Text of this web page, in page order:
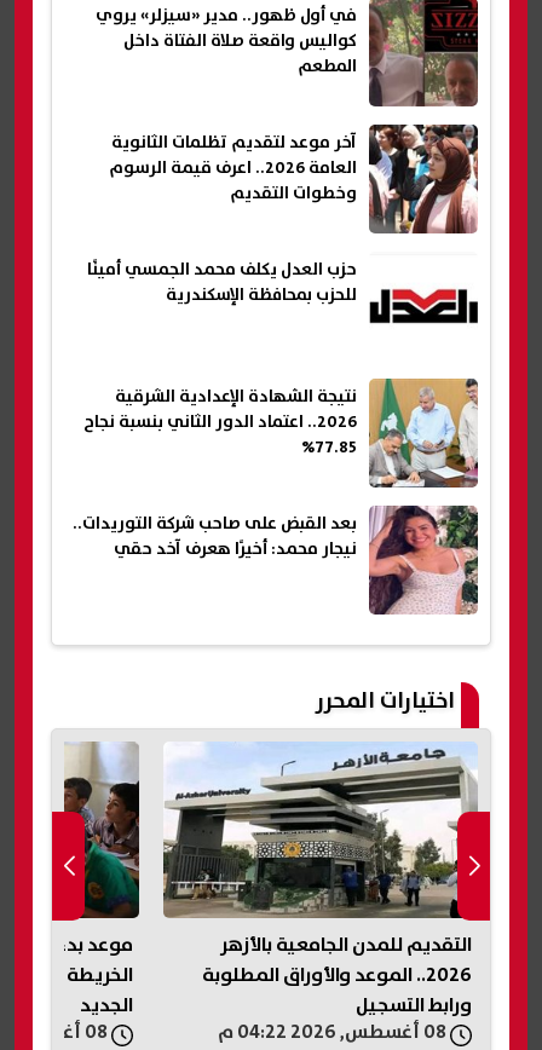
في أول ظهور.. مدير «سيزلر» يروي
كواليس واقعة صلاة الفتاة داخل
المطعم
آخر موعد لتقديم تظلمات الثانوية
العامة 2026.. اعرف قيمة الرسوم
وخطوات التقديم
حزب العدل يكلف محمد الجمسي أمينًا
للحزب بمحافظة الإسكندرية
نتيجة الشهادة الإعدادية الشرقية
2026.. اعتماد الدور الثاني بنسبة نجاح
77.85%
بعد القبض على صاحب شركة التوريدات..
نيجار محمد: أخيرًا هعرف آخد حقي
اختيارات المحرر
للمدن الجامعية بالأزهر
2026.. الموعد والأوراق المطلوبة
الخريطة الزمنية كاملة للعام
08 أغسطس, 2026 04:13 م